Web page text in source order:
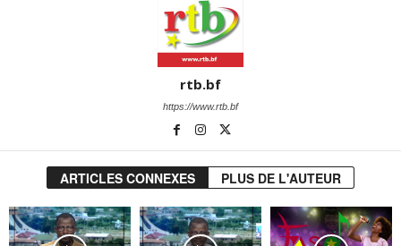
rtb.bf
https://www.rtb.bf
ARTICLES CONNEXES PLUS DE L'AUTEUR